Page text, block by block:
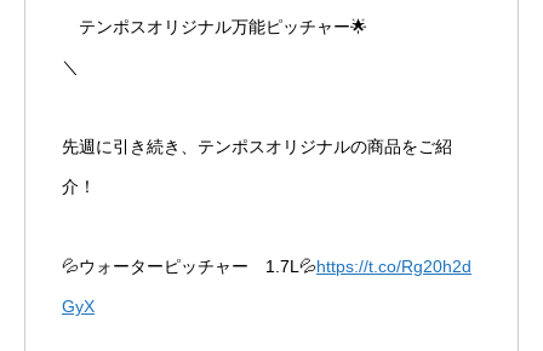
テンポスオリジナル万能ピッチャー🌟
＼
先週に引き続き、テンポスオリジナルの商品をご紹
介！
💦ウォーターピッチャー 1.7L💦https://t.co/Rg20h2d
GyX